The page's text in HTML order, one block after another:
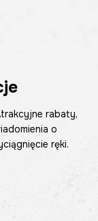
rabaty,
o
ręki.